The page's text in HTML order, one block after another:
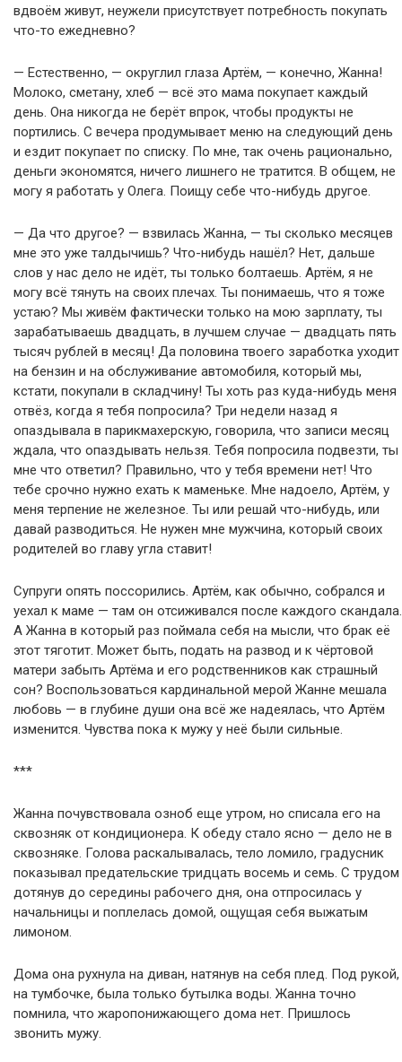
вдвоём живут, неужели присутствует потребность покупать
что-то ежедневно?
— Естественно, — округлил глаза Артём, — конечно, Жанна!
Молоко, сметану, хлеб — всё это мама покупает каждый
день. Она никогда не берёт впрок, чтобы продукты не
портились. С вечера продумывает меню на следующий день
и ездит покупает по списку. По мне, так очень рационально,
деньги экономятся, ничего лишнего не тратится. В общем, не
могу я работать у Олега. Поищу себе что-нибудь другое.
— Да что другое? — взвилась Жанна, — ты сколько месяцев
мне это уже талдычишь? Что-нибудь нашёл? Нет, дальше
слов у нас дело не идёт, ты только болтаешь. Артём, я не
могу всё тянуть на своих плечах. Ты понимаешь, что я тоже
устаю? Мы живём фактически только на мою зарплату, ты
зарабатываешь двадцать, в лучшем случае — двадцать пять
тысяч рублей в месяц! Да половина твоего заработка уходит
на бензин и на обслуживание автомобиля, который мы,
кстати, покупали в складчину! Ты хоть раз куда-нибудь меня
отвёз, когда я тебя попросила? Три недели назад я
опаздывала в парикмахерскую, говорила, что записи месяц
ждала, что опаздывать нельзя. Тебя попросила подвезти, ты
мне что ответил? Правильно, что у тебя времени нет! Что
тебе срочно нужно ехать к маменьке. Мне надоело, Артём, у
меня терпение не железное. Ты или решай что-нибудь, или
давай разводиться. Не нужен мне мужчина, который своих
родителей во главу угла ставит!
Супруги опять поссорились. Артём, как обычно, собрался и
уехал к маме — там он отсиживался после каждого скандала.
А Жанна в который раз поймала себя на мысли, что брак её
этот тяготит. Может быть, подать на развод и к чёртовой
матери забыть Артёма и его родственников как страшный
сон? Воспользоваться кардинальной мерой Жанне мешала
любовь — в глубине души она всё же надеялась, что Артём
изменится. Чувства пока к мужу у неё были сильные.
***
Жанна почувствовала озноб еще утром, но списала его на
сквозняк от кондиционера. К обеду стало ясно — дело не в
сквозняке. Голова раскалывалась, тело ломило, градусник
показывал предательские тридцать восемь и семь. С трудом
дотянув до середины рабочего дня, она отпросилась у
начальницы и поплелась домой, ощущая себя выжатым
лимоном.
Дома она рухнула на диван, натянув на себя плед. Под рукой,
на тумбочке, была только бутылка воды. Жанна точно
помнила, что жаропонижающего дома нет. Пришлось
звонить мужу.